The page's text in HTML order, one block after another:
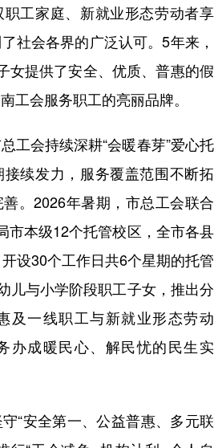
工家庭、新就业形态劳动者享
社会各界的广泛认可。5年来，
女提供了安全、优质、普惠的假
工会服务职工的亮丽品牌。
会持续深耕“会暖春芽”爱心托
续发力，服务覆盖范围不断拓
。2026年暑期，市总工会联合
市本级12个托管校区，全市各县
设30个工作日共6个星期的托管
儿与小学阶段职工子女，推出分
及一线职工与新就业形态劳动
办成暖民心、解民忧的民生实
安全第一、公益普惠、多元联